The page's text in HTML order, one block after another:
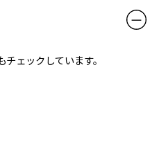
際には、必ず、保護者の方か付
、十分注意してご使用くださ
ェックしています。